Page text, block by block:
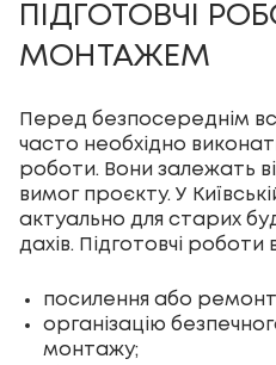
ПІДГОТОВЧІ
МОНТАЖЕМ
Перед безпосереднім
часто необхідно
роботи. Вони залежать
вимог проєкту. У
актуально для старих
дахів. Підготовчі
посилення або ремонт
організацію
монтажу;